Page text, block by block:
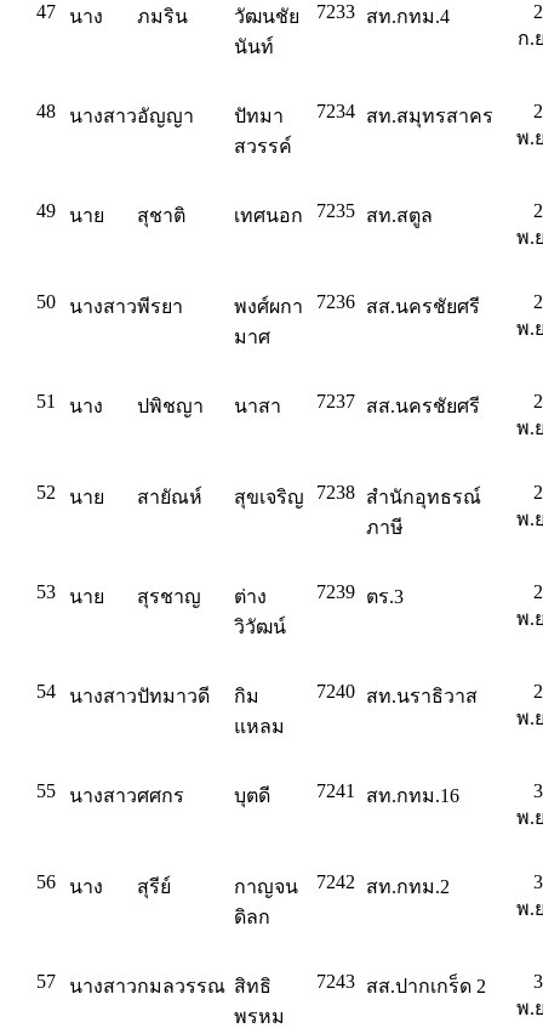
47 นาง ภมริน
วัฒนชัย
นันท์
7233 สท.กทม.4
ก.
48 นางสาวอัญญา
ปัทมา
สวรรค์
7234 สท.สมุทรสาคร
พ.
49 นาย สุชาติ เทศนอก 7235 สท.สตูล
พ.
50 นางสาวพีรยา
พงศ์ผกา
มาศ
7236 สส.นครชัยศรี
พ.
51 นาง ปพิชญา นาสา 7237 สส.นครชัยศรี
พ.
52 นาย สายัณห์ สุขเจริญ 7238
สำนักอุทธรณ์
ภาษี
พ.
53 นาย สุรชาญ
ต่าง
วิวัฒน์
7239 ตร.3
พ.
54 นางสาวปัทมาวดี
กิม
แหลม
7240 สท.นราธิวาส
พ.
55 นางสาวศศกร บุตดี 7241 สท.กทม.16
พ.
56 นาง สุรีย์
กาญจน
ดิลก
7242 สท.กทม.2
พ.
57 นางสาวกมลวรรณ สิทธิ
พรหม
7243 สส.ปากเกร็ด 2
พ.